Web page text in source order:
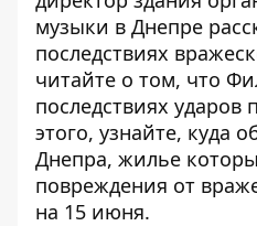
музыки в Днепре
последствиях
читайте о том, что
последствиях ударов
этого, узнайте, куда
Днепра, жилье
повреждения от
на 15 июня.